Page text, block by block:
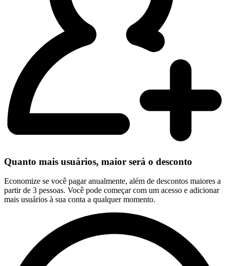
Quanto mais usuários, maior será o desconto
Economize se você pagar anualmente, além de descontos maiores a
partir de 3 pessoas. Você pode começar com um acesso e adicionar
mais usuários à sua conta a qualquer momento.